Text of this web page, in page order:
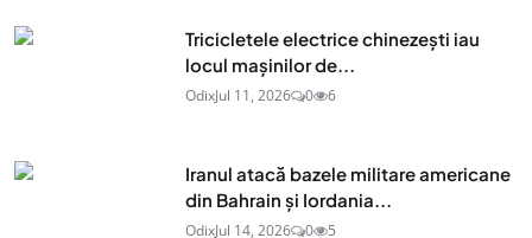
Tricicletele electrice chinezești iau
locul mașinilor de...
OdixJul 11, 2026 0 6
Iranul atacă bazele militare americane
din Bahrain și Iordania...
OdixJul 14, 2026 0 5